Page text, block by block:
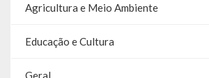
Agricultura e Meio Ambiente
Educação e Cultura
Geral